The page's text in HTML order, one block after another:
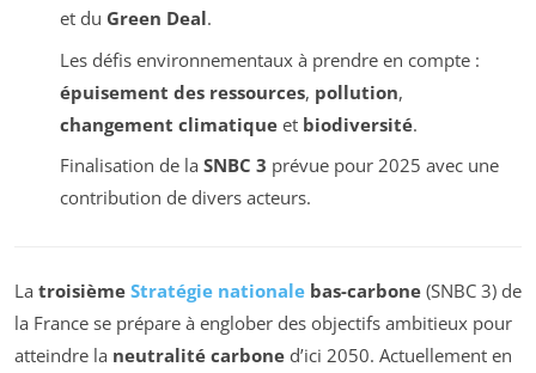
et du Green Deal.
Les défis environnementaux à prendre en compte :
épuisement des ressources, pollution,
changement climatiqueet biodiversité.
Finalisation de la SNBC 3 prévue pour 2025 avec une
contribution de divers acteurs.
La troisième Stratégie nationale bas-carbone (SNBC 3) de
la France se prépare à englober des objectifs ambitieux pour
atteindre la neutralité carbone d’ici 2050. Actuellement en